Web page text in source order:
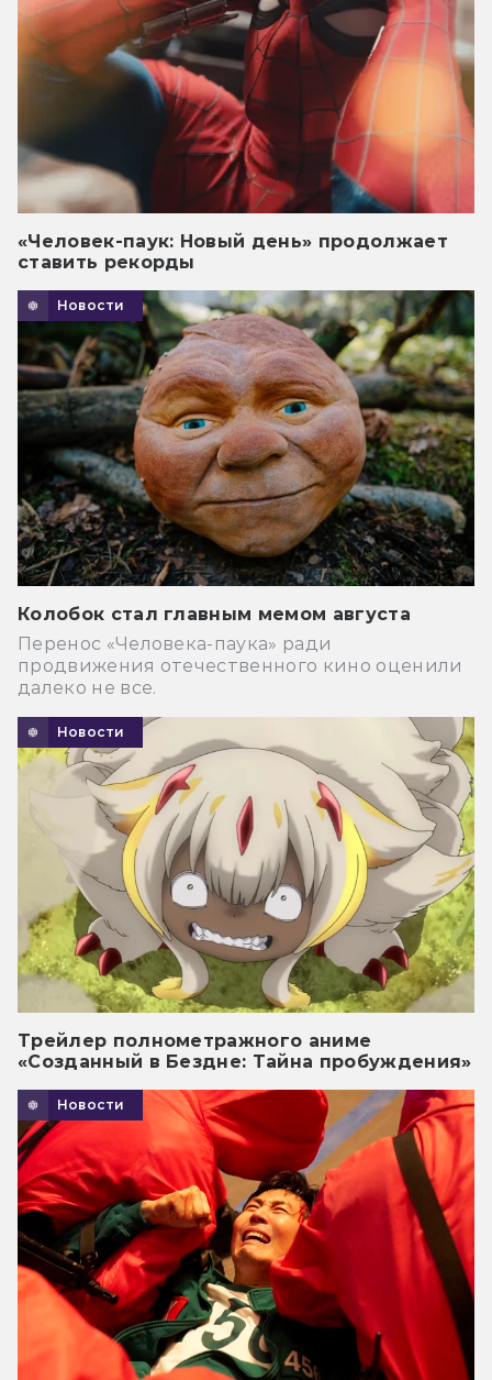
«Человек-паук: Новый день» продолжает
ставить рекорды
Новости
Колобок стал главным мемом августа
Перенос «Человека-паука» ради
продвижения отечественного кино оценили
далеко не все.
Новости
Трейлер полнометражного аниме
«Созданный в Бездне: Тайна пробуждения»
Новости